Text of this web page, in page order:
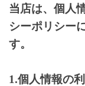
当店は、個人
シーポリシー
す。
1.個人情報の